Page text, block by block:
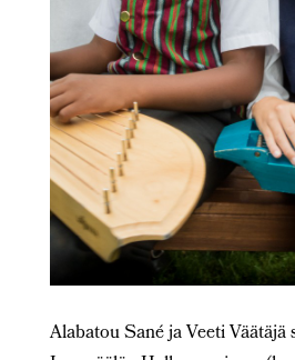
Alabatou Sané ja Veeti